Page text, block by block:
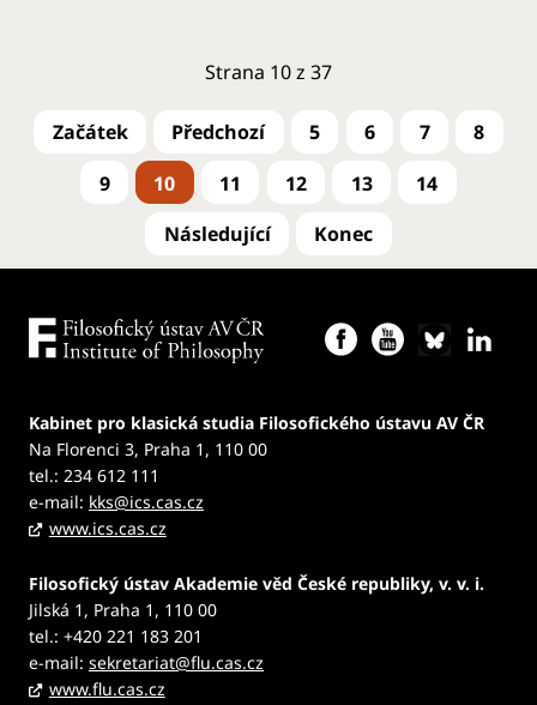
Strana 10 z 37
5 6 7
8
9
10 11 12 13 14
Kabinet pro klasická studia Filosofického ústavu AV ČR
Na Florenci 3, Praha 1, 110 00
tel.: 234 612 111
e-mail: kks@ics.cas.cz
www.ics.cas.cz
Filosofický ústav Akademie věd České republiky, v. v. i.
Jilská 1, Praha 1, 110 00
tel.: +420 221 183 201
e-mail: sekretariat@flu.cas.cz
www.flu.cas.cz